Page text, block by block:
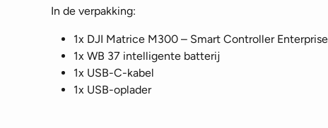
In de verpakking:
1x DJI Matrice M300 – Smart Controller Enterprise
1x WB 37 intelligente batterij
1x USB-C-kabel
1x USB-oplader